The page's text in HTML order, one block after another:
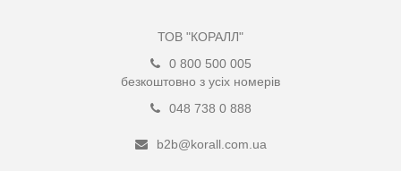
ТОВ "КОРАЛЛ"
0 800 500 005
безкоштовно з усіх номерів
048 738 0 888
b2b@korall.com.ua